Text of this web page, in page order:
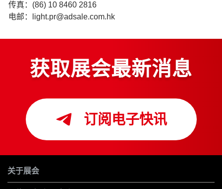
传真：(86) 10 8460 2816
电邮：light.pr@adsale.com.hk
获取展会最新消息
订阅电子快讯
关于展会